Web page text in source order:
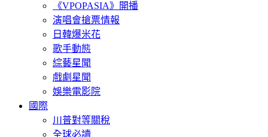
《VPOPASIA》開播
演唱會搶票情報
日韓爆米花
歌手動態
綜藝星聞
戲劇星聞
娛樂電影院
國際
川普對等關稅
全球必讀